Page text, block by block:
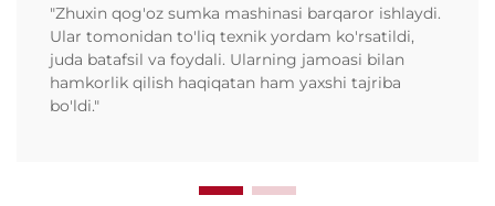
"Zhuxin qog'oz sumka mashinasi barqaror ishlaydi.
Ular tomonidan to'liq texnik yordam ko'rsatildi,
juda batafsil va foydali. Ularning jamoasi bilan
hamkorlik qilish haqiqatan ham yaxshi tajriba
bo'ldi."